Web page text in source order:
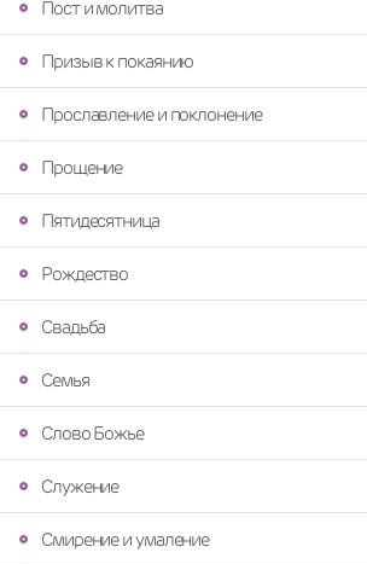
Пост и молитва
Призыв к покаянию
Прославление и поклонение
Прощение
Пятидесятница
Рождество
Свадьба
Семья
Слово Божье
Служение
Смирение и умаление